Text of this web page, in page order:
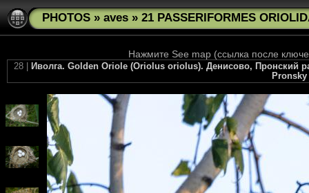
PHOTOS » aves » 21 PASSERIFORMES
Нажмите See map (ссылка после
28 |
Иволга. Golden Oriole (Oriolus oriolus). Денисово, Пронский